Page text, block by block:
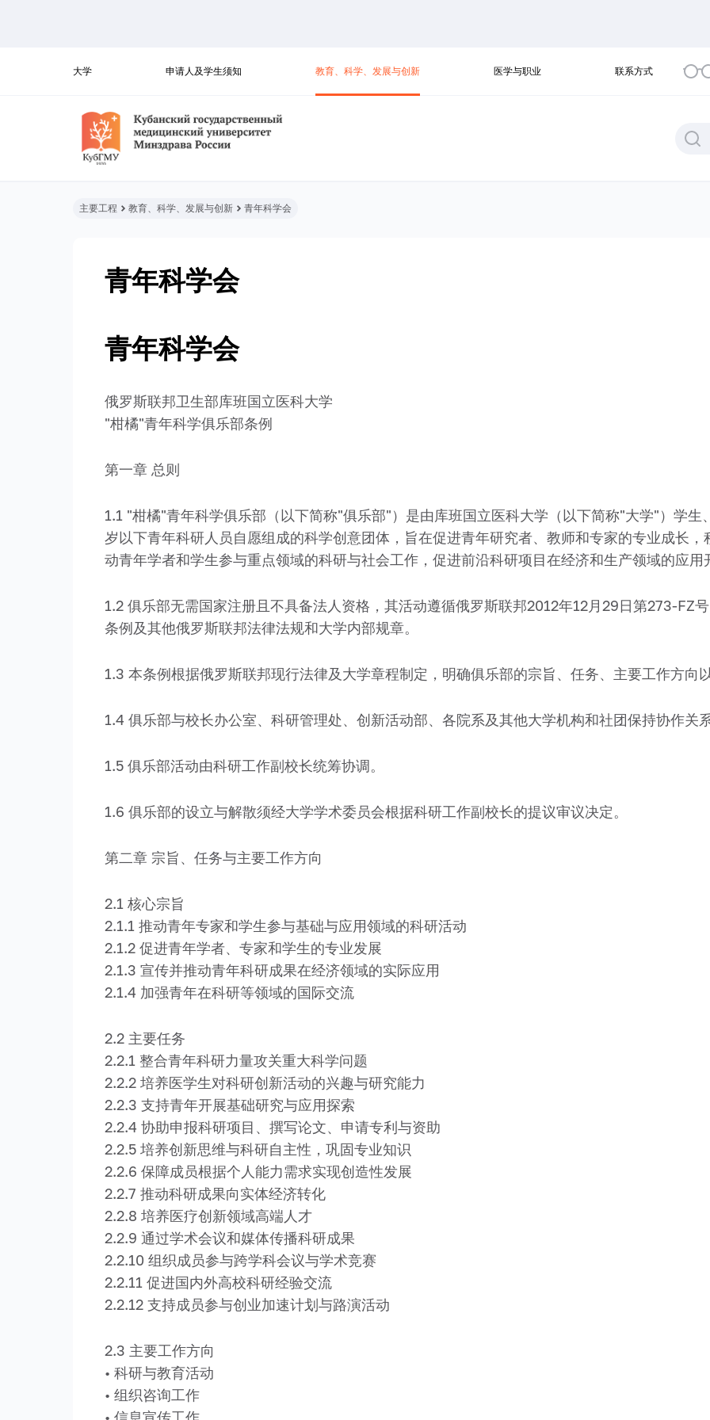
大学 申请人及学生须知 教育、科学、发展与创新 医学与职业 联系方式
主要工程 教育、科学、发展与创新 青年科学会
青年科学会
青年科学会
俄罗斯联邦卫生部库班国立医科大学
"柑橘"青年科学俱乐部条例
第一章 总则
1.1 "柑橘"青年科学俱乐部（以下简称"俱乐部"）是由库班国立医科大学（以下简称"大学"）学
岁以下青年科研人员自愿组成的科学创意团体，旨在促进青年研究者、教师和专家的专业成长
动青年学者和学生参与重点领域的科研与社会工作，促进前沿科研项目在经济和生产领域的应用
1.2 俱乐部无需国家注册且不具备法人资格，其活动遵循俄罗斯联邦2012年12月29日第273-FZ
条例及其他俄罗斯联邦法律法规和大学内部规章。
1.3 本条例根据俄罗斯联邦现行法律及大学章程制定，明确俱乐部的宗旨、任务、主要工作方向
1.4 俱乐部与校长办公室、科研管理处、创新活动部、各院系及其他大学机构和社团保持协作关
1.5 俱乐部活动由科研工作副校长统筹协调。
1.6 俱乐部的设立与解散须经大学学术委员会根据科研工作副校长的提议审议决定。
第二章 宗旨、任务与主要工作方向
2.1 核心宗旨
2.1.1 推动青年专家和学生参与基础与应用领域的科研活动
2.1.2 促进青年学者、专家和学生的专业发展
2.1.3 宣传并推动青年科研成果在经济领域的实际应用
2.1.4 加强青年在科研等领域的国际交流
2.2 主要任务
2.2.1 整合青年科研力量攻关重大科学问题
2.2.2 培养医学生对科研创新活动的兴趣与研究能力
2.2.3 支持青年开展基础研究与应用探索
2.2.4 协助申报科研项目、撰写论文、申请专利与资助
2.2.5 培养创新思维与科研自主性，巩固专业知识
2.2.6 保障成员根据个人能力需求实现创造性发展
2.2.7 推动科研成果向实体经济转化
2.2.8 培养医疗创新领域高端人才
2.2.9 通过学术会议和媒体传播科研成果
2.2.10 组织成员参与跨学科会议与学术竞赛
2.2.11 促进国内外高校科研经验交流
2.2.12 支持成员参与创业加速计划与路演活动
2.3 主要工作方向
• 科研与教育活动
• 组织咨询工作